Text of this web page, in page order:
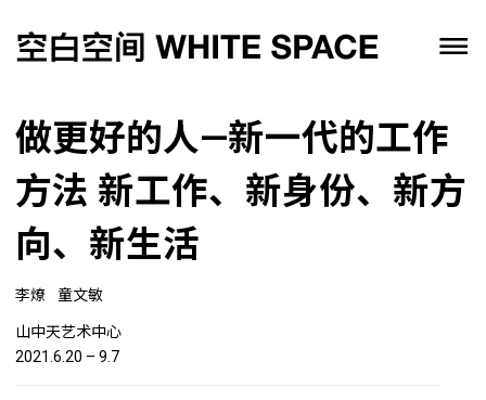
做更好的人—新一代的工作
方法 新工作、新身份、新方
向、新生活
李燎 童文敏
山中天艺术中心
2021.6.20 – 9.7